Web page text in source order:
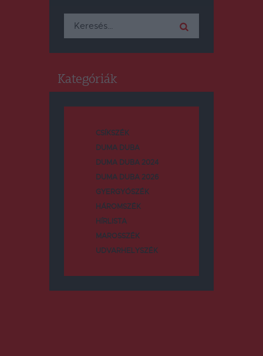
Keresés:
Kategóriák
CSÍKSZÉK
DUMA DUBA
DUMA DUBA 2024
DUMA DUBA 2026
GYERGYÓSZÉK
HÁROMSZÉK
HÍRLISTA
MAROSSZÉK
UDVARHELYSZÉK